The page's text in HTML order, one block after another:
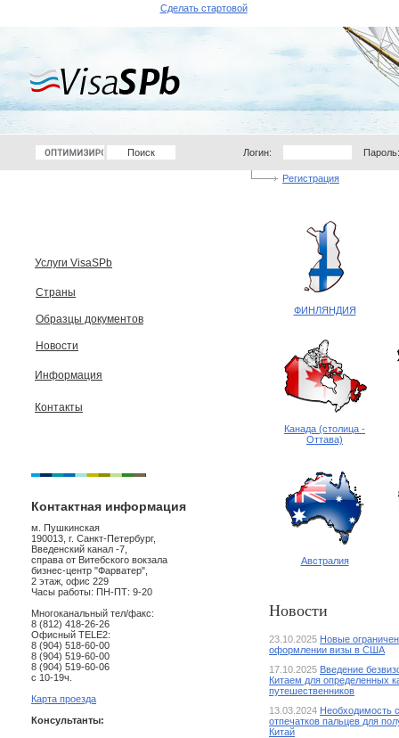
Сделать стартовой
Логин: Пароль:
Регистрация
Услуги VisaSPb
Страны
Образцы документов
Новости
Информация
Контакты
Контактная информация
м. Пушкинская
190013, г. Санкт-Петербург,
Введенский канал -7,
справа от Витебского вокзала
бизнес-центр "Фарватер",
2 этаж, офис 229
Часы работы: ПН-ПТ: 9-20
Многоканальный тел/факс:
8 (812) 418-26-26
Офисный TELE2:
8 (904) 518-60-00
8 (904) 519-60-00
8 (904) 519-60-06
с 10-19ч.
Карта проезда
Консультанты:
ФИНЛЯНДИЯ
Канада (столица -
Оттава)
Австралия
Новости
23.10.2025 Новые
оформлении визы в США
17.10.2025 Введение
Китаем для определенных
путешественников
13.03.2024 Необходимость
отпечатков пальцев для
Китай